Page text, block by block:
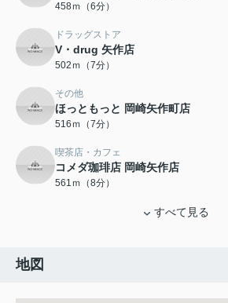
458ｍ（6分）
ドラッグストア
V・drug 矢作店
502ｍ（7分）
その他
ほっともっと 岡崎矢作町店
516ｍ（7分）
喫茶店・カフェ
コメダ珈琲店 岡崎矢作店
561ｍ（8分）
すべて見る
地図